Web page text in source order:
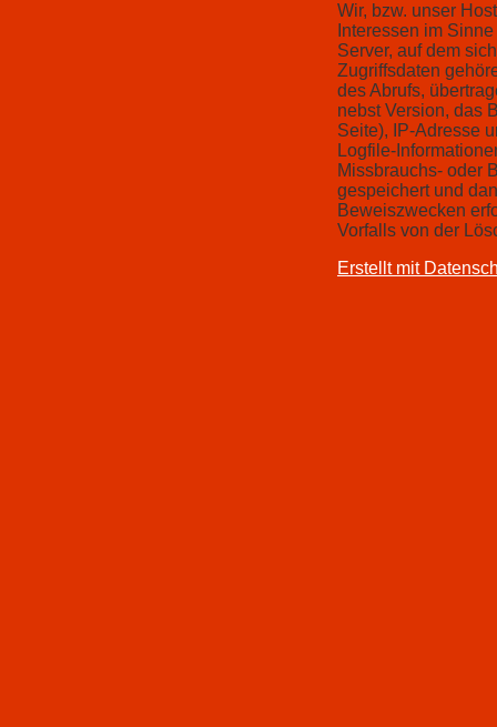
Wir, bzw. unser
Interessen im
Server, auf dem
Zugriffsdaten
des Abrufs,
nebst Version, das
Seite), IP-Adresse
Logfile-
Missbrauchs- oder
gespeichert und
Beweiszwecken
Vorfalls von der
Erstellt mit